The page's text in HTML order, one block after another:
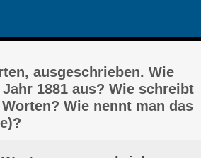
ausgeschrieben. Wie
1881 aus? Wie schreibt
Wie nennt man das